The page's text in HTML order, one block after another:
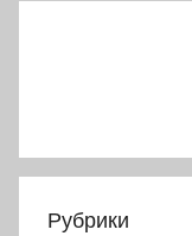
Рубрики